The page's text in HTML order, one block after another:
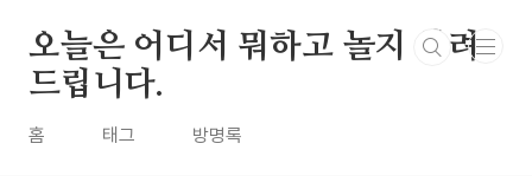
오늘은 어디서 뭐하고 놀지 알려
드립니다.
홈 태그 방명록